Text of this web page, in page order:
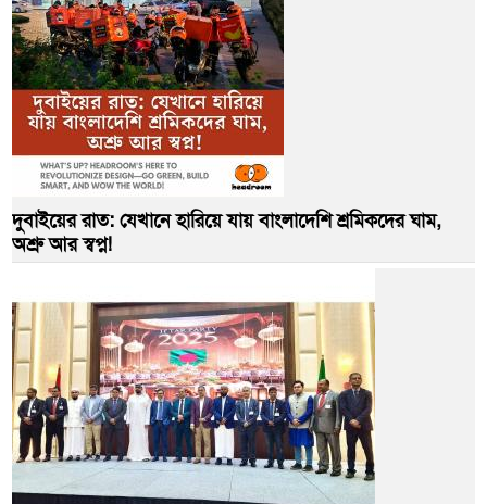
দুবাইয়ের রাত: যেখানে হারিয়ে যায় বাংলাদেশি শ্রমিকদের ঘাম,
অশ্রু আর স্বপ্ন!